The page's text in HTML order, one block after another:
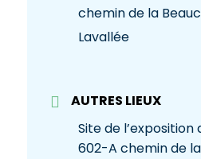
chemin de la
Lavallée
AUTRES LIEUX
Site de l’exposition
602-A chemin de